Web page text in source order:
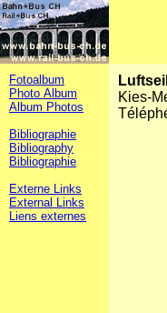
Fotoalbum
Photo Album
Album Photos
Bibliographie
Bibliography
Bibliographie
Externe Links
External Links
Liens externes
Kies-